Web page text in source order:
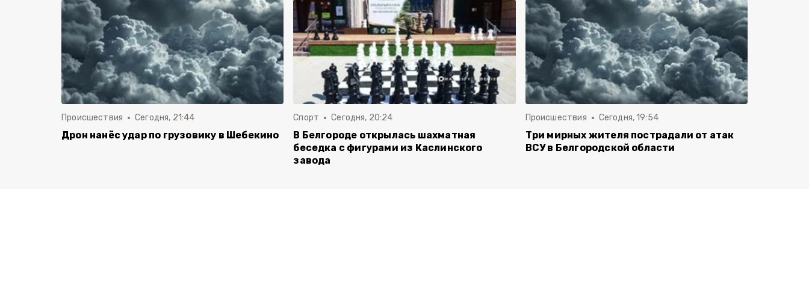
Происшествия Сегодня, 21:44
Дрон нанёс удар по грузовику в Шебекино
Спорт Сегодня, 20:24
В Белгороде открылась шахматная
беседка с фигурами из Каслинского
завода
Происшествия Сегодня, 19:54
Три мирных жителя пострадали от атак
ВСУ в Белгородской области